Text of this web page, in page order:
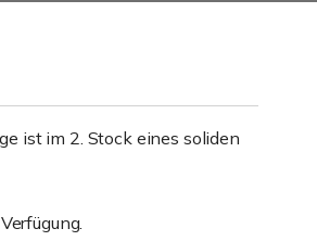
ist im 2. Stock eines soliden